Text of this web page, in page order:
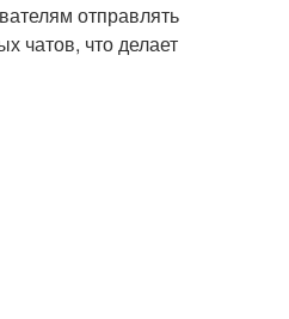
отправлять
чатов, что делает